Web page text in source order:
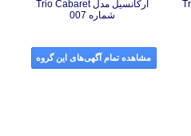
شماره 007
مشاهده تمام آگهی‌های این گروه